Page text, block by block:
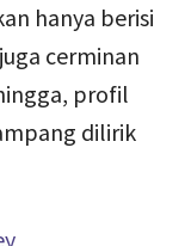
hanya berisi
cerminan
profil
dilirik